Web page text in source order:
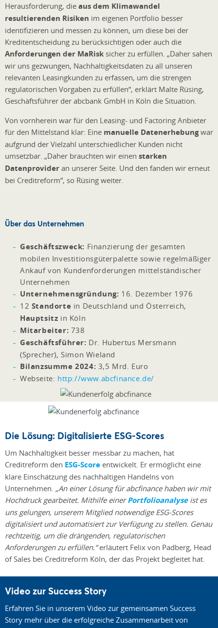
Herausforderung, die aus dem Klimawandel
resultierenden Risiken im eigenen Portfolio besser
identifizieren und messen zu können, um diese bei der
Kreditentscheidung zu berücksichtigen oder auch die
Anforderungen der MaRisk sicher zu erfüllen. „Daher sahen
wir uns gezwungen, Nachhaltigkeitsdaten zu all unseren
relevanten Leasingkunden zu erfassen, um die strengen
regulatorischen Vorgaben zu erfüllen“, erklärt Malte Rüsing,
Geschäftsführer der abcbank GmbH in Köln die Situation.
Von vornherein war für den Leasing- und Factoring Anbieter
für den Mittelstand klar: Eine manuelle Datenerhebungwar
aufgrund der Vielzahl unterschiedlicher Kunden nicht
umsetzbar. „Daher brauchten wir einen starken
Datenprovider an unserer Seite. Und den fanden wir erneut
bei Creditreform“, so Rüsing weiter.
Über das Unternehmen
Geschäftszweck: Finanzierung der gesamten
mobilen Investitionsgüterpalette sowie regelmäßiger
Ankauf von Kundenforderungen mittelständischer
Unternehmen
Unternehmensgründung: 16. Dezember 1976
12 Standorte in Deutschland und Österreich,
Hauptsitz in Köln
Mitarbeiter: 738
Geschäftsführer: Dr. Hubertus Mersmann
(Sprecher), Simon Wieland
Bilanzsumme 2024: 3,5 Mrd. Euro
Webseite: http://www.abcfinance.de/
Die Lösung: Digitalisierte ESG-Scores
Um Nachhaltigkeit besser messbar zu machen, hat
Creditreform den ESG-Score entwickelt. Er ermöglicht eine
klare Einschätzung des nachhaltigen Handelns von
Unternehmen. „An einer Lösung für abcfinance haben wir mit
Hochdruck gearbeitet. Mithilfe einerPortfolioanalyseist es
uns gelungen, unserem Mitglied notwendige ESG-Scores
digitalisiert und automatisiert zur Verfügung zu stellen. Genau
rechtzeitig, um die drängenden, regulatorischen
Anforderungen zu erfüllen.“erläutert Felix von Padberg, Head
of Sales bei Creditreform Köln, der das Projekt begleitet hat.
Video zur Success Story
Erfahren Sie in unserem Video zur gemeinsamen Success
Story mehr über die erfolgreiche Zusammenarbeit von